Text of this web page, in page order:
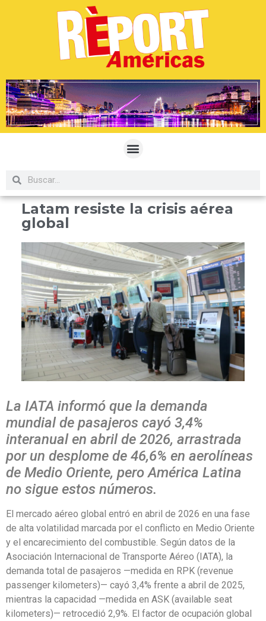
Latam resiste la crisis aérea
global
La IATA informó que la demanda
mundial de pasajeros cayó 3,4%
interanual en abril de 2026, arrastrada
por un desplome de 46,6% en aerolíneas
de Medio Oriente, pero América Latina
no sigue estos números.
El mercado aéreo global entró en abril de 2026 en una fase
de alta volatilidad marcada por el conflicto en Medio Oriente
y el encarecimiento del combustible. Según datos de la
Asociación Internacional de Transporte Aéreo (IATA), la
demanda total de pasajeros —medida en RPK (revenue
passenger kilometers)— cayó 3,4% frente a abril de 2025,
mientras la capacidad —medida en ASK (available seat
kilometers)— retrocedió 2,9%. El factor de ocupación global